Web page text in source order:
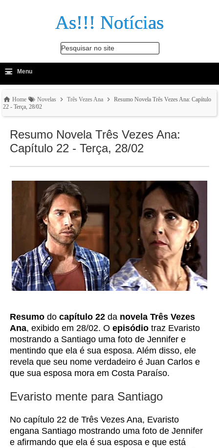
As!!! Notícias
Pesquisar no site
-
≡ Menu
Home Novelas Três Vezes Ana
Resumo Novela Três Vezes Ana: Capítulo
22 - Terça, 28/02
Resumo Novela Três Vezes Ana:
Capítulo 22 - Terça, 28/02
Resumo do capítulo 22 da novela Três Vezes
Ana, exibido em 28/02. O episódio traz Evaristo
mostrando a Santiago uma foto de Jennifer e
mentindo que ela é sua esposa. Além disso, ele
revela que seu nome verdadeiro é Juan Carlos e
que sua esposa mora em Costa Paraíso.
Evaristo mente para Santiago
No capítulo 22 de Três Vezes Ana, Evaristo
engana Santiago mostrando uma foto de Jennifer
e afirmando que ela é sua esposa e que está